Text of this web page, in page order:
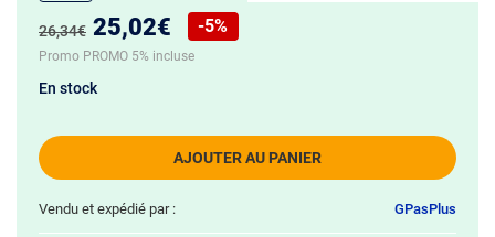
Ancien prix :
26,34€ Nouveau prix :
25,02€
Réduction de :
-5%
Promo PROMO 5% incluse
AJOUTER AU PANIER
En stock
Vendu et expédié par : GPasPlus